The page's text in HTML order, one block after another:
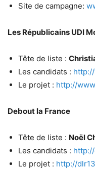
Site de campagne:
Les Républicains UDI
Tête de liste :
Les candidats :
Le projet : http://
Debout la France
Tête de liste : Noël
Les candidats :
Le projet : http://